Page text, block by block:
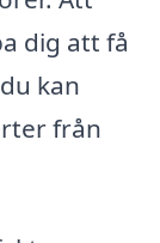
dig att få
kan
från